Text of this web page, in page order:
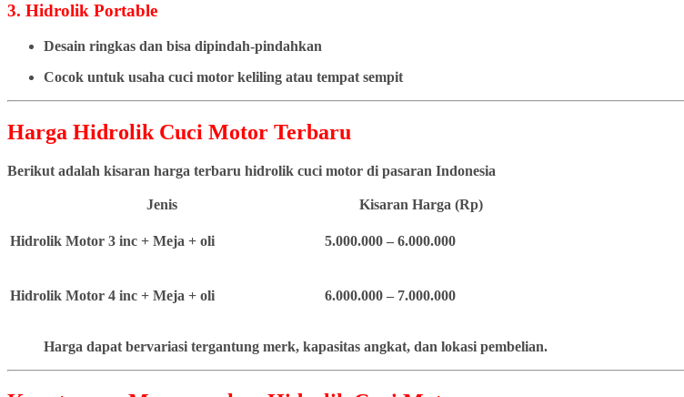
3. Hidrolik Portable
Desain ringkas dan bisa dipindah-pindahkan
Cocok untuk usaha cuci motor keliling atau tempat sempit
Harga Hidrolik Cuci Motor Terbaru
Berikut adalah kisaran harga terbaru hidrolik cuci motor di pasaran Indonesia
Jenis Kisaran Harga (Rp)
Hidrolik Motor 3 inc + Meja + oli 5.000.000 – 6.000.000
Hidrolik Motor 4 inc + Meja + oli 6.000.000 – 7.000.000
Harga dapat bervariasi tergantung merk, kapasitas angkat, dan lokasi pembelian.